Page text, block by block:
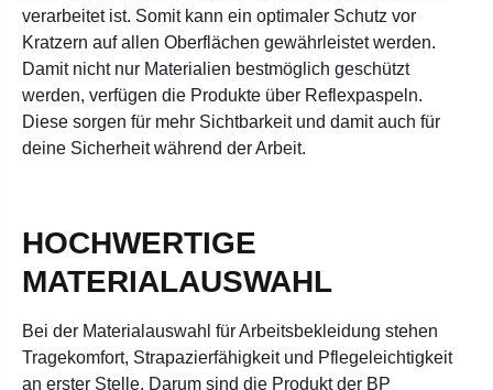
verarbeitet ist. Somit kann ein optimaler Schutz vor
Kratzern auf allen Oberflächen gewährleistet werden.
Damit nicht nur Materialien bestmöglich geschützt
werden, verfügen die Produkte über Reflexpaspeln.
Diese sorgen für mehr Sichtbarkeit und damit auch für
deine Sicherheit während der Arbeit.
HOCHWERTIGE
MATERIALAUSWAHL
Bei der Materialauswahl für Arbeitsbekleidung stehen
Tragekomfort, Strapazierfähigkeit und Pflegeleichtigkeit
an erster Stelle. Darum sind die Produkt der BP